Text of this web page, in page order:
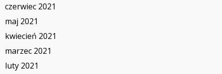
czerwiec 2021
maj 2021
kwiecień 2021
marzec 2021
luty 2021